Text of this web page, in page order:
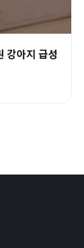
강아지 급성